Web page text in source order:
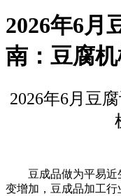
2026年6月
南：豆腐
2026年6月豆
豆成品做为平易近
变增加，豆成品加工行